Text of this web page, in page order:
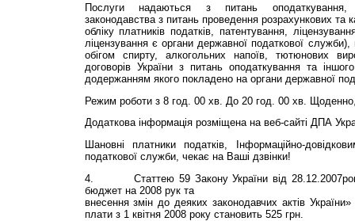
Послуги надаються з питань оподаткування,
законодавства з питань проведення розрахункових та
обліку платників податків, патентування,
ліцензування є органи державної податкової
обігом спирту, алкогольних напоїв, тютюнових
договорів України з питань оподаткування та
додержанням якого покладено на органи державної
Режим роботи з 8 год. 00 хв. До 20 год. 00 хв. Щоденно,
Додаткова інформація розміщена на веб-сайті ДПА
Шановні платники податків, Інформаційно-
податкової слу­жби, чекає на Ваші дзвінки!
4. Статтею 59 Закону України від
бюджет на 2008 рук та
внесення змін до деяких законодавчих актів України»
плати з 1 квітня 2008 року становить 525 грн.